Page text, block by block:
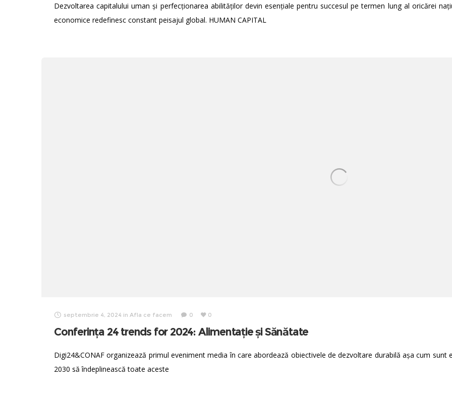
Dezvoltarea capitalului uman și perfecționarea abilităților devin esențiale pentru succesul pe termen lung al oricărei
economice redefinesc constant peisajul global. HUMAN CAPITAL
septembrie 4, 2024 in Afla ce facem 0 0
Conferința 24 trends for 2024: Alimentație și Sănătate
Digi24&CONAF organizează primul eveniment media în care abordează obiectivele de dezvoltare durabilă așa cum
2030 să îndeplinească toate aceste